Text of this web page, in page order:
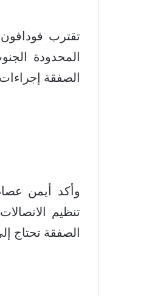
المحدودة
الصفقة
وأكد أيمن
تنظيم
الصفقة تحتاج